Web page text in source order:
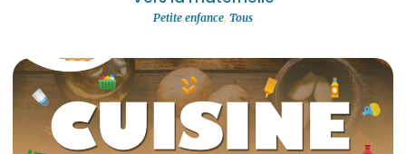
Petite enfance, Tous